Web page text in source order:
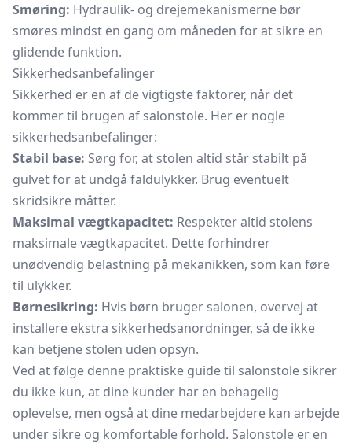
Smøring: Hydraulik- og drejemekanismerne bør
smøres mindst en gang om måneden for at sikre en
glidende funktion.
Sikkerhedsanbefalinger
Sikkerhed er en af de vigtigste faktorer, når det
kommer til brugen af salonstole. Her er nogle
sikkerhedsanbefalinger:
Stabil base: Sørg for, at stolen altid står stabilt på
gulvet for at undgå faldulykker. Brug eventuelt
skridsikre måtter.
Maksimal vægtkapacitet: Respekter altid stolens
maksimale vægtkapacitet. Dette forhindrer
unødvendig belastning på mekanikken, som kan føre
til ulykker.
Børnesikring: Hvis børn bruger salonen, overvej at
installere ekstra sikkerhedsanordninger, så de ikke
kan betjene stolen uden opsyn.
Ved at følge denne praktiske guide til salonstole sikrer
du ikke kun, at dine kunder har en behagelig
oplevelse, men også at dine medarbejdere kan arbejde
under sikre og komfortable forhold. Salonstole er en